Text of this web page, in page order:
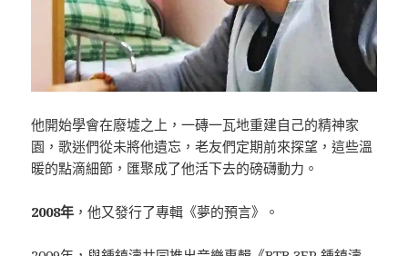
他開始學會在廢墟之上，一磚一瓦地重建自己的精神家
園，歌迷們從未將他遺忘，老友們定期前來探望，這些溫
暖的點滴細節，匯聚成了他活下去的磅礴動力。
2008年 ，他又發行了專輯《夢的預言》。